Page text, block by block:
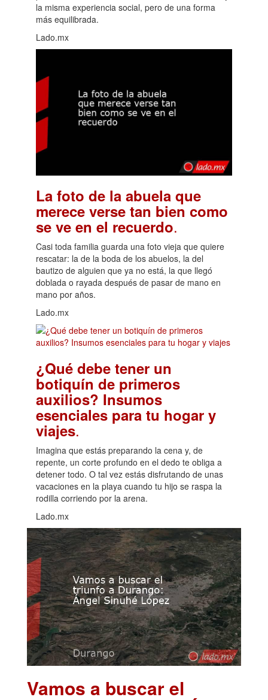
la misma experiencia social, pero de una forma
más equilibrada.
Lado.mx
La foto de la abuela que
merece verse tan bien como
se ve en el recuerdo.
Casi toda familia guarda una foto vieja que quiere
rescatar: la de la boda de los abuelos, la del
bautizo de alguien que ya no está, la que llegó
doblada o rayada después de pasar de mano en
mano por años.
Lado.mx
¿Qué debe tener un
botiquín de primeros
auxilios? Insumos
esenciales para tu hogar y
viajes.
Imagina que estás preparando la cena y, de
repente, un corte profundo en el dedo te obliga a
detener todo. O tal vez estás disfrutando de unas
vacaciones en la playa cuando tu hijo se raspa la
rodilla corriendo por la arena.
Lado.mx
Vamos a buscar el